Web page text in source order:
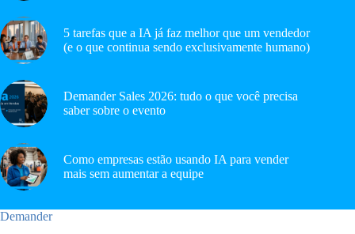
5 tarefas que a IA já faz melhor que um vendedor
(e o que continua sendo exclusivamente humano)
Demander Sales 2026: tudo o que você precisa
saber sobre o evento
Como empresas estão usando IA para vender
mais sem aumentar a equipe
Demander